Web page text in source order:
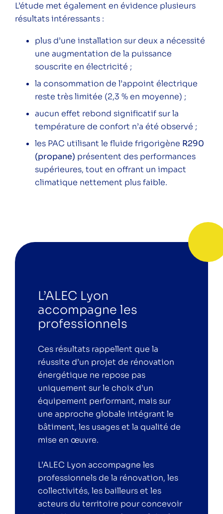
L’étude met également en évidence plusieurs
résultats intéressants :
plus d’une installation sur deux a nécessité
une augmentation de la puissance
souscrite en électricité ;
la consommation de l’appoint électrique
reste très limitée (2,3 % en moyenne) ;
aucun effet rebond significatif sur la
température de confort n’a été observé ;
les PAC utilisant le fluide frigorigène R290
(propane) présentent des performances
supérieures, tout en offrant un impact
climatique nettement plus faible.
L’ALEC Lyon
accompagne les
professionnels
Ces résultats rappellent que la
réussite d’un projet de rénovation
énergétique ne repose pas
uniquement sur le choix d’un
équipement performant, mais sur
une approche globale intégrant le
bâtiment, les usages et la qualité de
mise en œuvre.
L’ALEC Lyon accompagne les
professionnels de la rénovation, les
collectivités, les bailleurs et les
acteurs du territoire pour concevoir